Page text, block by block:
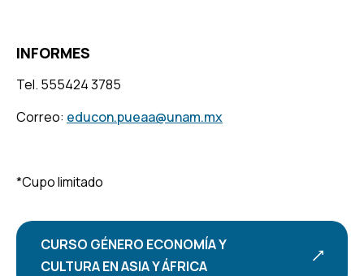
INFORMES
Tel. 555424 3785
Correo: educon.pueaa@unam.mx
*Cupo limitado
CURSO GÉNERO ECONOMÍA Y
CULTURA EN ASIA Y ÁFRICA